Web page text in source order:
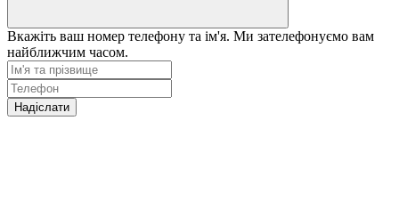
Вкажіть ваш номер телефону та ім'я. Ми зателефонуємо вам
найближчим часом.
Надіслати